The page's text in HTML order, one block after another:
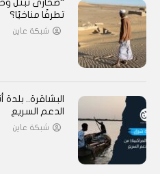
“صحارى تبتل
تطرفًا مناخيًا؟
شبكة عاين
البشاقرة..
الدعم السريع
شبكة عاين